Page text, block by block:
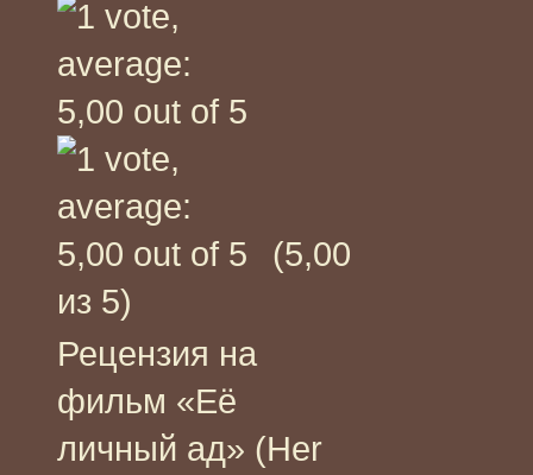
(5,00
из 5)
Рецензия на
фильм «Её
личный ад» (Her